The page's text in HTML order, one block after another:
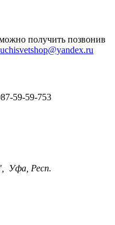
получить позвонив
59-59-753
Уфа, Респ.